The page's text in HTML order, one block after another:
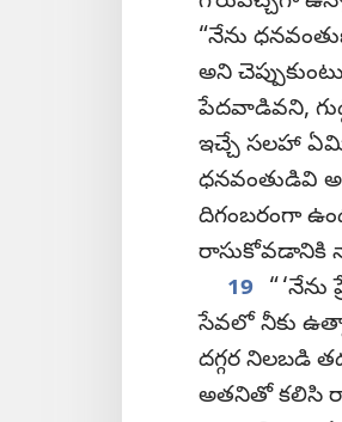
“నేను
అని
పేదవాడివని,
ఇచ్చే సలహా
ధనవంతుడివి
దిగంబరంగా
రాసుకోవడానికి
19 “
సేవలో నీకు
దగ్గర నిలబడి
అతనితో కలిసి